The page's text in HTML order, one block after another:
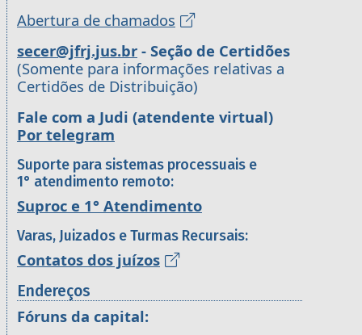
Abertura de chamados
secer@jfrj.jus.br - Seção de Certidões
(Somente para informações relativas a
Certidões de Distribuição)
Fale com a Judi (atendente virtual)
Por telegram
Suporte para sistemas processuais e
1° atendimento remoto:
Suproc e 1° Atendimento
Varas, Juizados e Turmas Recursais:
Contatos dos juízos
Endereços
Fóruns da capital: